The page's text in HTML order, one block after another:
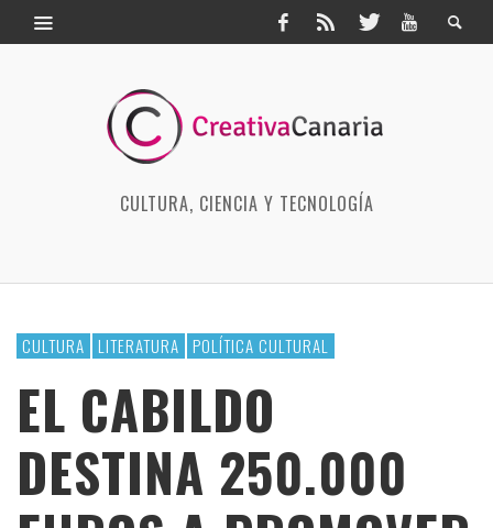
CULTURA, CIENCIA Y TECNOLOGÍA
CULTURA LITERATURA POLÍTICA CULTURAL
EL CABILDO
DESTINA 250.000